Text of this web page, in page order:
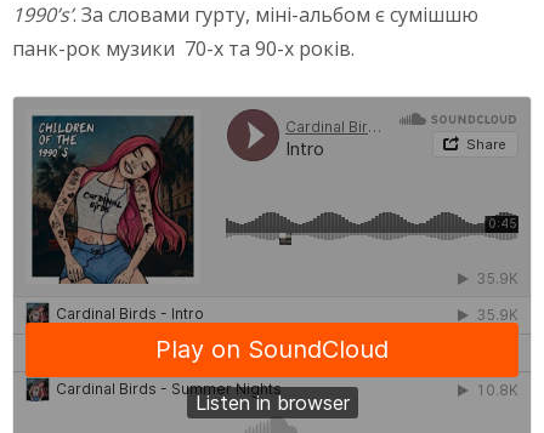
1990’s’. За словами гурту, міні-альбом є сумішшю
панк-рок музики 70-х та 90-х років.